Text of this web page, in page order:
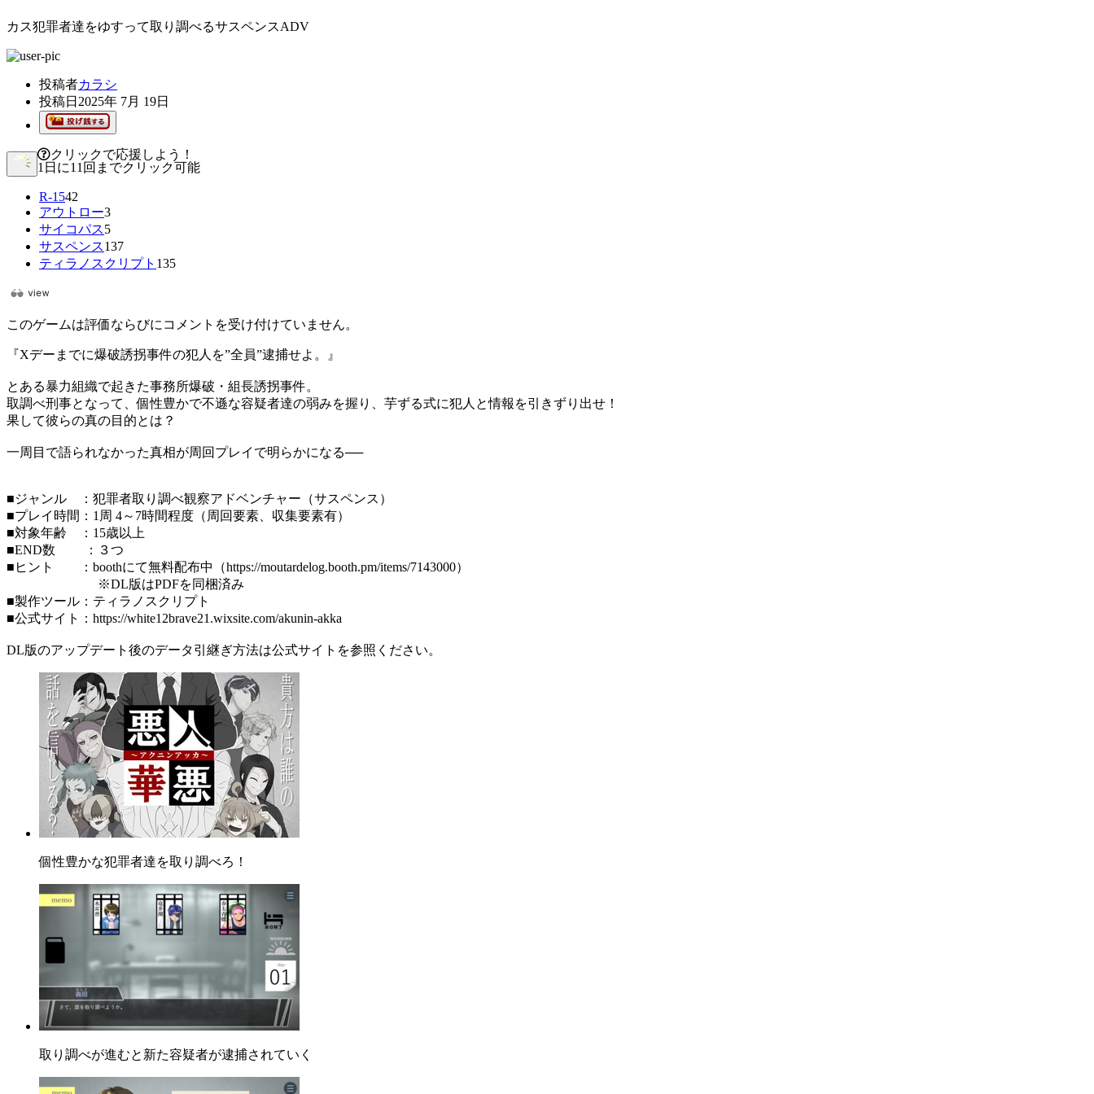
カス犯罪者達をゆすって取り調べるサスペンスADV
投稿者カラシ
投稿日 2025年 7月 19日
クリックで応援しよう！
1日に11回までクリック可能
R-1542
アウトロー3
サイコパス5
サスペンス137
ティラノスクリプト 135
このゲームは評価ならびにコメントを受け付けていません。
『Xデーまでに爆破誘拐事件の犯人を”全員”逮捕せよ。』
とある暴力組織で起きた事務所爆破・組長誘拐事件。
取調べ刑事となって、個性豊かで不遜な容疑者達の弱みを握り、芋ずる式に犯人と情報を引きずり出せ！
果して彼らの真の目的とは？
一周目で語られなかった真相が周回プレイで明らかになる──
■ジャンル ：犯罪者取り調べ観察アドベンチャー（サスペンス）
■プレイ時間：1周 4～7時間程度（周回要素、収集要素有）
■対象年齢 ：15歳以上
■END数 ：３つ
■ヒント ：boothにて無料配布中（https://moutardelog.booth.pm/items/7143000）
※DL版はPDFを同梱済み
■製作ツール：ティラノスクリプト
■公式サイト：https://white12brave21.wixsite.com/akunin-akka
DL版のアップデート後のデータ引継ぎ方法は公式サイトを参照ください。
個性豊かな犯罪者達を取り調べろ！
取り調べが進むと新た容疑者が逮捕されていく